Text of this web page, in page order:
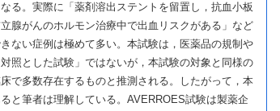
る。実際に「薬剤溶出ステントを留置し，抗血小板
腺がんのホルモン治療中で出血リスクがある」など
ない症例は極めて多い。本試験は，医薬品の規制や
照とした試験」ではないが，本試験の対象と同様の
で多数存在するものと推測される。したがって，本
と筆者は理解している。AVERROES試験は製薬企